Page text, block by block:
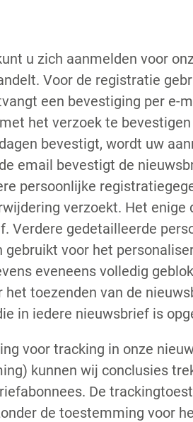
u zich aanmelden voor
Voor de registratie
een bevestiging per e-
het verzoek te
bevestigt, wordt uw
email bevestigt de
persoonlijke
verzoekt. Het enige
Verdere gedetailleerde
gebruikt voor het
eveneens volledig
toezenden van de
in iedere nieuwsbrief is
voor tracking in onze
kunnen wij conclusies
De
de toestemming voor